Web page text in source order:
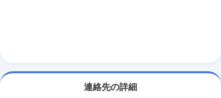
エンジン連接棒
エンジンのコントロール・アーム
連絡先の詳細